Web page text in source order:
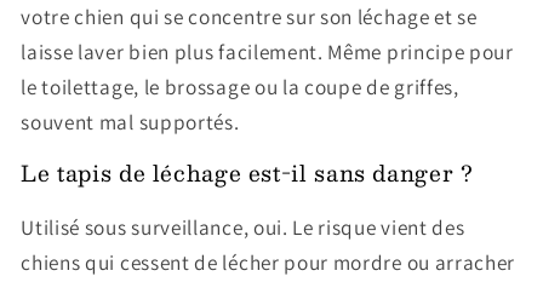
votre chien qui se concentre sur son léchage et se
laisse laver bien plus facilement. Même principe pour
le toilettage, le brossage ou la coupe de griffes,
souvent mal supportés.
Le tapis de léchage est-il sans danger ?
Utilisé sous surveillance, oui. Le risque vient des
chiens qui cessent de lécher pour mordre ou arracher